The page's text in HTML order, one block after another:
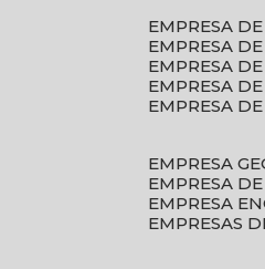
EMPRESA
EMPRESA
EMPRESA
EMPRESA
EMPRESA
EMPRESA
EMPRESA
EMPRESA
EMPRESAS